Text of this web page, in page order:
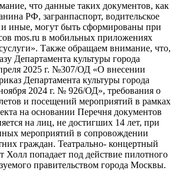
что данные таких документов, как
РФ, загранпаспорт, водительское
и иные, могут быть сформированы при
mos.ru в мобильных приложениях
Также обращаем внимание, что,
Департамента культуры города
2025 г. №307/ОД «О внесении
Департамента культуры города
2024 г. № 926/ОД», требования о
и посещений мероприятий в рамках
на основании Перечня документов
на лиц, не достигших 14 лет, при
мероприятий в сопровождении
граждан. Театрально- концертный
Холл попадает под действие пилотного
правительством города Москвы.